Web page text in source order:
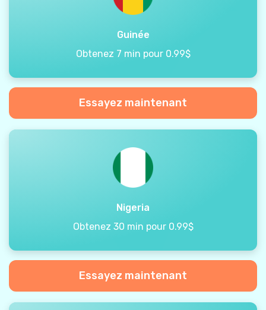
Guinée
Obtenez 7 min pour 0.99$
Essayez maintenant
Nigeria
Obtenez 30 min pour 0.99$
Essayez maintenant